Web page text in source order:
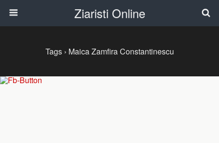
Ziaristi Online
Tags › Maica Zamfira Constantinescu